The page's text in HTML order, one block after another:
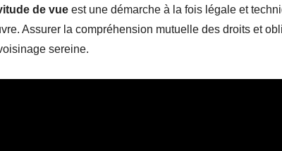
de vue est une démarche à la fois légale et
Assurer la compréhension mutuelle des droits et
sereine.